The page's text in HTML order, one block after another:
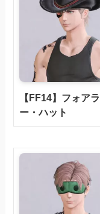
【FF14】フォア
ー・ハット